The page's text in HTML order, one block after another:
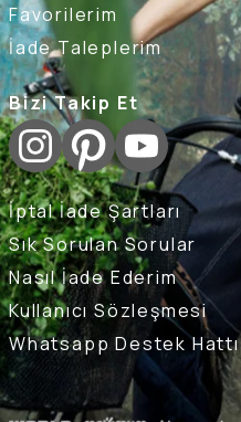
Favorilerim
İade Taleplerim
Bizi Takip Et
İptal İade Şartları
Sık Sorulan Sorular
Nasıl İade Ederim
Kullanıcı Sözleşmesi
Whatsapp Destek Hattı